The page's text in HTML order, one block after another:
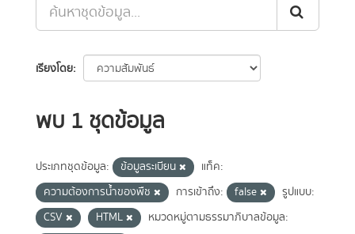
เรียงโดย
พบ 1 ชุดข้อมูล
ประเภทชุดข้อมูล: ข้อมูลระเบียน
แท็ค:
ความต้องการน้ำของพืช
การเข้าถึง: false
รูปแบบ:
CSV
HTML
หมวดหมู่ตามธรรมาภิบาลข้อมูล: